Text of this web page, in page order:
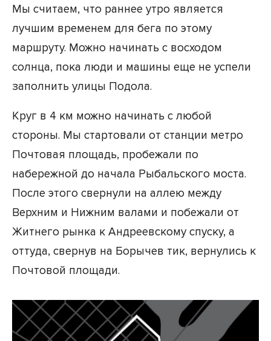
Мы считаем, что раннее утро является
лучшим временем для бега по этому
маршруту. Можно начинать с восходом
солнца, пока люди и машины еще не успели
заполнить улицы Подола.
Круг в 4 км можно начинать с любой
стороны. Мы стартовали от станции метро
Почтовая площадь, пробежали по
набережной до начала Рыбальского моста.
После этого свернули на аллею между
Верхним и Нижним валами и побежали от
Житнего рынка к Андреевскому спуску, а
оттуда, свернув на Борычев тик, вернулись к
Почтовой площади.